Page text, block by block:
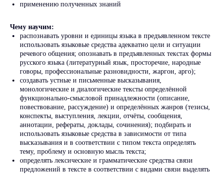
применению полученных знаний
Чему научим:
распознавать уровни и единицы языка в предъявленном тексте
использовать языковые средства адекватно цели и ситуации
речевого общения; опознавать в предъявленных текстах формы
русского языка (литературный язык, просторечие, народные
говоры, профессиональные разновидности, жаргон, арго);
создавать устные и письменные высказывания,
монологические и диалогические тексты определённой
функционально-смысловой принадлежности (описание,
повествование, рассуждение) и определённых жанров (тезисы,
конспекты, выступления, лекции, отчёты, сообщения,
аннотации, рефераты, доклады, сочинения); подбирать и
использовать языковые средства в зависимости от типа
высказывания и в соответствии с типом текста определять
тему, проблему и основную мысль текста;
определять лексические и грамматические средства связи
предложений в тексте в соответствии с видами связи выделять